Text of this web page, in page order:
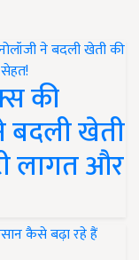
की
बदली खेती
लागत और